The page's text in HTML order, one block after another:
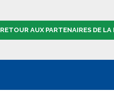
RETOUR AUX PARTENAIRES DE LA